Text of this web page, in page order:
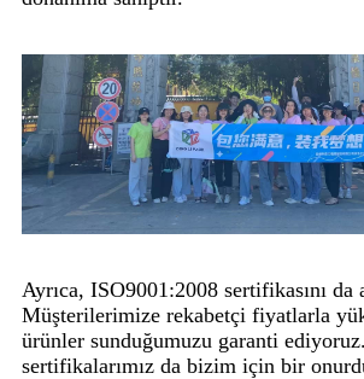
Ayrıca, ISO9001:2008 sertifikasını da
Müşterilerimize rekabetçi fiyatlarla
ürünler sunduğumuzu garanti
sertifikalarımız da bizim için bir